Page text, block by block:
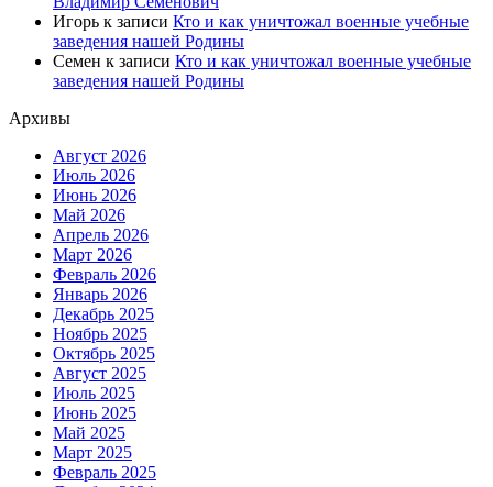
Игорь к записи Кто и как уничтожал военные учебные
заведения нашей Родины
Семен к записи Кто и как уничтожал военные учебные
заведения нашей Родины
Архивы
Август 2026
Июль 2026
Июнь 2026
Май 2026
Апрель 2026
Март 2026
Февраль 2026
Январь 2026
Декабрь 2025
Ноябрь 2025
Октябрь 2025
Август 2025
Июль 2025
Июнь 2025
Май 2025
Март 2025
Февраль 2025